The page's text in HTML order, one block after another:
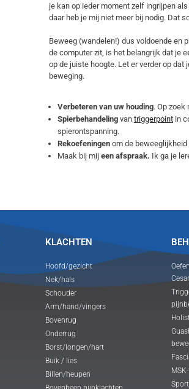
je kan op ieder moment zelf ingrijpen
daar heb je mij niet meer bij nodig. Dat
Beweeg (wandelen!) dus voldoende en
de computer zit, is het belangrijk dat je
op de juiste hoogte. Let er verder op dat
beweging.
Verbeteren van uw houding. Op zoek
Spierbehandeling van triggerpoint in
spierontspanning.
Rekoefeningen om de beweeglijkheid
Maak bij mij een afspraak. Ik ga je
KLACHTEN
Hoofd/gezicht
Nek/hals
Schouder
Arm/hand/vingers
Bovenrug
Onderrug
Borst/longen/hart
Buik / lies
Billen/heupen